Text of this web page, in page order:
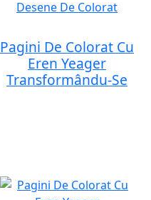
Pagini De Colorat Cu
Eren Yeager
Transformându-Se